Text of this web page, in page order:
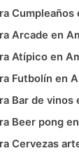
Cumpleaños
Arcade en
Atípico en
Futbolín en
Bar de vinos
Beer pong
Cervezas